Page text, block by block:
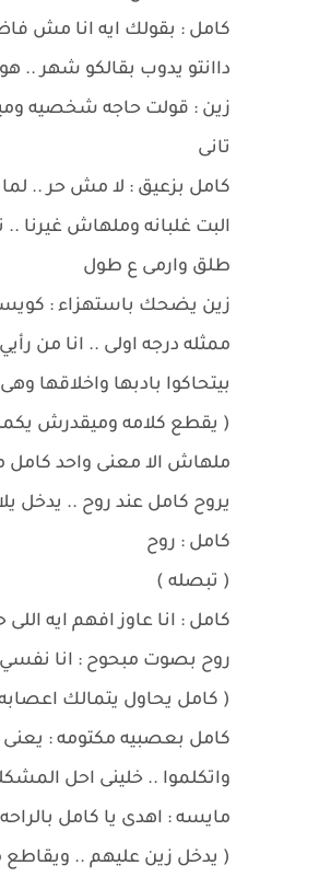
كامل : بقولك ايه انا مش
داانتو يدوب بقالكو شهر ..
زين : قولت حاجه شخصيه
تانى
كامل بزعيق : لا مش حر ..
البت غلبانه وملهاش غيرنا
طلق وارمى ع طول
زين يضحك باستهزاء :
ممثله درجه اولى .. انا من
بيتحاكوا بادبها واخلاقها
( يقطع كلامه وميقدرش
ملهاش الا معنى واحد كامل
يروح كامل عند روح .. يدخل
كامل : روح
( تبصله )
كامل : انا عاوز افهم ايه
روح بصوت مبحوح : انا
( كامل يحاول يتمالك
كامل بعصبيه مكتومه : يعنى
واتكلموا .. خلينى احل
مايسه : اهدى يا كامل بالراحه
( يدخل زين عليهم ..